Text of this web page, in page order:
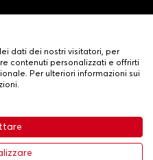
•
•Livraison
dati dei nostri visitatori, per
contenuti personalizzati e offrirti
Per ulteriori informazioni sui